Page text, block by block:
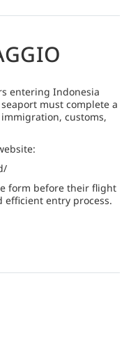
dolce con bar a
entering Indonesia
must complete a
customs,
form before their flight
efficient entry process.